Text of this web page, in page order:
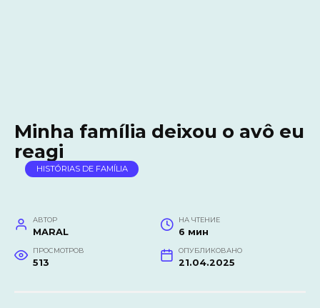
Minha família deixou o avô eu
reagi
HISTÓRIAS DE FAMÍLIA
АВТОР
MARAL
НА ЧТЕНИЕ
6 мин
ПРОСМОТРОВ
513
ОПУБЛИКОВАНО
21.04.2025